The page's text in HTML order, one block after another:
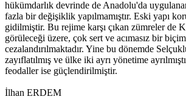
hükümdarlık devrinde de Anadolu'da
fazla bir değişiklik yapılmamıştır. Eski yapı
gidilmiştir. Bu rejime karşı çıkan zümreler de
görüleceği üzere, çok sert ve acımasız bir
cezalandırılmaktadır. Yine bu dönemde
zayıflatılmış ve ülke iki ayrı yönetime
feodaller ise güçlendirilmiştir.
İlhan ERDEM